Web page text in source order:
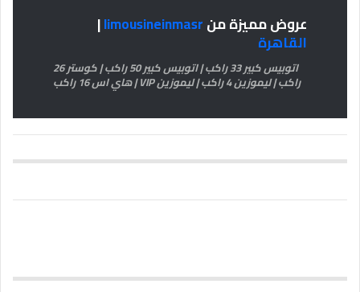
عروض مميزة منlimousineinmasr
|
القاهرة
اتوبيس كبير 33 راكب | اتوبيس كبير 50 راكب | كوستر 26
راكب | ليموزين 4 راكب | ليموزين VIP | هاي اس 16 راكب